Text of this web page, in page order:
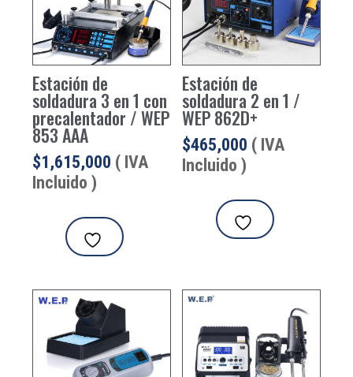
Estación de
soldadura 3 en 1 con
precalentador / WEP
853 AAA
$1,615,000 ( IVA
Incluido )
Estación de
soldadura 2 en 1 /
WEP 862D+
$465,000 ( IVA
Incluido )